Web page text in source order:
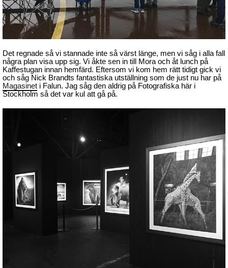
Det regnade så vi stannade inte så värst länge, men vi såg i alla fall
några plan visa upp sig. Vi åkte sen in till Mora och åt lunch på
Kaffestugan innan hemfärd. Eftersom vi kom hem rätt tidigt gick vi
och såg Nick Brandts fantastiska utställning som de just nu har på
Magasinet i Falun. Jag såg den aldrig på Fotografiska här i
Stockholm så det var kul att gå på.